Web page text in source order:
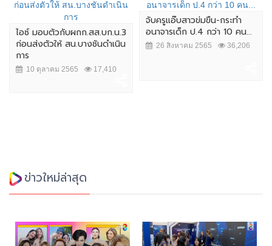
ไอซ์ มอบตัวกับผกก.สส.บก.น.3
ก่อนส่งตัวให้ สน.บางชันดำเนิน
การ
10 ตุลาคม 2565 17,410
จับครูแอ๊บสาวข่มขืน-กระทำ
อนาจารเด็ก ป.4 กว่า 10 คน...
26 สิงหาคม 2565 36,206
ข่าวใหม่ล่าสุด